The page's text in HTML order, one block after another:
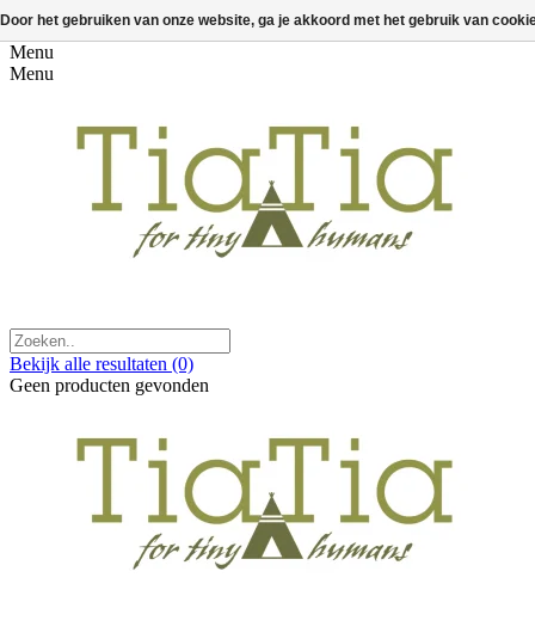
Menu
Menu
Bekijk alle resultaten (0)
Geen producten gevonden
Door het gebruiken van onze website, ga je akkoord met het gebruik van